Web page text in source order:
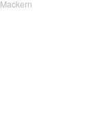
Mackern